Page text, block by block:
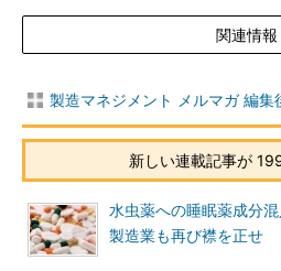
関連情報
製造マネジメント メルマガ 編集
新しい連載記事が
水虫薬への睡眠薬成分
製造業も再び襟を正せ